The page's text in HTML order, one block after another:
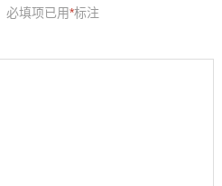
必填项已用*标注